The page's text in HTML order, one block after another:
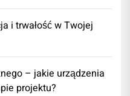
i trwałość w Twojej
– jakie urządzenia
projektu?